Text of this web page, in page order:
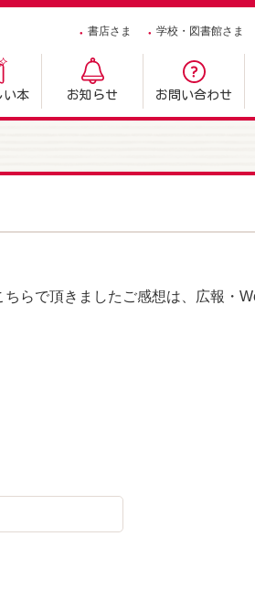
書店さま 学校・図書館さま
い本 お知らせ お問い合わせ
らで頂きましたご感想は、広報・